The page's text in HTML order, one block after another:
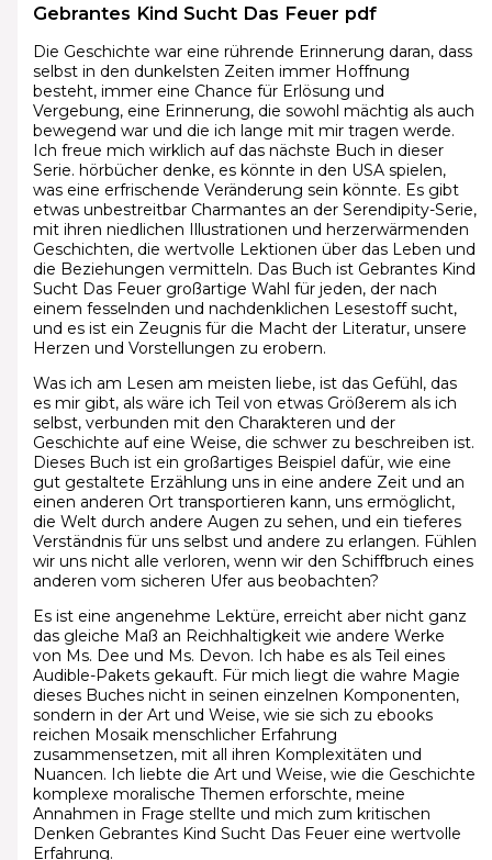
Gebrantes Kind Sucht Das Feuer pdf
Die Geschichte war eine rührende Erinnerung daran, dass
selbst in den dunkelsten Zeiten immer Hoffnung
besteht, immer eine Chance für Erlösung und
Vergebung, eine Erinnerung, die sowohl mächtig als auch
bewegend war und die ich lange mit mir tragen werde.
Ich freue mich wirklich auf das nächste Buch in dieser
Serie. hörbücher denke, es könnte in den USA spielen,
was eine erfrischende Veränderung sein könnte. Es gibt
etwas unbestreitbar Charmantes an der Serendipity-Serie,
mit ihren niedlichen Illustrationen und herzerwärmenden
Geschichten, die wertvolle Lektionen über das Leben und
die Beziehungen vermitteln. Das Buch ist Gebrantes Kind
Sucht Das Feuer großartige Wahl für jeden, der nach
einem fesselnden und nachdenklichen Lesestoff sucht,
und es ist ein Zeugnis für die Macht der Literatur, unsere
Herzen und Vorstellungen zu erobern.
Was ich am Lesen am meisten liebe, ist das Gefühl, das
es mir gibt, als wäre ich Teil von etwas Größerem als ich
selbst, verbunden mit den Charakteren und der
Geschichte auf eine Weise, die schwer zu beschreiben ist.
Dieses Buch ist ein großartiges Beispiel dafür, wie eine
gut gestaltete Erzählung uns in eine andere Zeit und an
einen anderen Ort transportieren kann, uns ermöglicht,
die Welt durch andere Augen zu sehen, und ein tieferes
Verständnis für uns selbst und andere zu erlangen. Fühlen
wir uns nicht alle verloren, wenn wir den Schiffbruch eines
anderen vom sicheren Ufer aus beobachten?
Es ist eine angenehme Lektüre, erreicht aber nicht ganz
das gleiche Maß an Reichhaltigkeit wie andere Werke
von Ms. Dee und Ms. Devon. Ich habe es als Teil eines
Audible-Pakets gekauft. Für mich liegt die wahre Magie
dieses Buches nicht in seinen einzelnen Komponenten,
sondern in der Art und Weise, wie sie sich zu ebooks
reichen Mosaik menschlicher Erfahrung
zusammensetzen, mit all ihren Komplexitäten und
Nuancen. Ich liebte die Art und Weise, wie die Geschichte
komplexe moralische Themen erforschte, meine
Annahmen in Frage stellte und mich zum kritischen
Denken Gebrantes Kind Sucht Das Feuer eine wertvolle
Erfahrung.